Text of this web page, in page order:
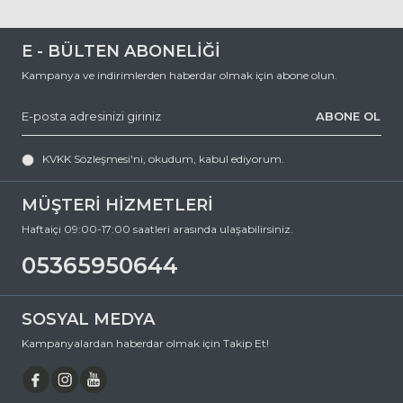
0 (536) 595 06 44
numaralı telefonumuzu arayabilir veya
e-posta adresimize yazabilirsiniz.
aksesuardır. Bu fırsatı kaçırmayın ve hemen sepetinize ekleyin.
Ürün Açıklaması
Çerçeve Şekli Geometrik
Çerçeve Rengi
Çerçeve Materyali Metal
Cam Rengi
Degrade Hayır
Polarize
MÜŞTERİ HİZMETLERİ
Haftaiçi 09:00-17:00 saatleri arasında ulaşabilirsiniz.
05365950644
E - BÜLTEN ABONELİĞİ
Kampanya ve indirimlerden haberdar olmak için abone olun.
ABONE OL
KVKK Sözleşmesi'ni , okudum, kabul ediyorum.
SOSYAL MEDYA
Kampanyalardan haberdar olmak için Takip Et!